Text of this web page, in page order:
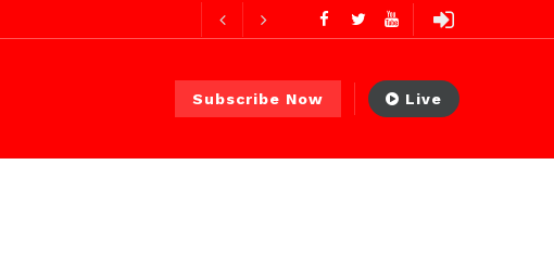
Subscribe Now Live